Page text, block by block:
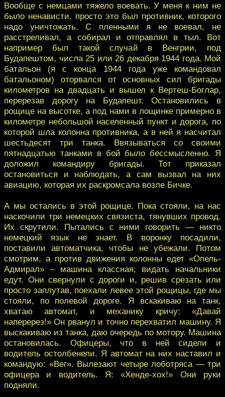
Вообще с немцами тяжело воевать. У меня к ним не
было ненависти, просто это был противник, которого
надо уничтожать. С пленными я не воевал, не
расстреливал, а собирал и отправлял в тыл. Вот
например был такой случай в Венгрии, под
Будапештом, числа 25 или 26 декабря 1944 года. Мой
батальон (я с конца 1944 года уже командовал
батальоном) оторвался от основных сил бригады
километров на двадцать и вышел к Вертеш-Боглар,
перерезав дорогу на Будапешт. Остановились в
рощице на высотке, а под нами в лощинке примерно в
километре небольшой населенный пункт и дорога, по
которой шла колонна противника, а в ней я насчитал
шестьдесят три танка. Ввязываться со своими
пятнадцатью танками в бой было бессмысленно. Я
доложил командиру бригады. Тот приказал
остановиться и наблюдать, а сам вызвал на них
авиацию, которая их раскромсала возле Бичке.
А мы остались в этой рощице. Пока стояли, на нас
наскочили три немецких связиста, тянувших провод.
Их скрутили. Пытались с ними говорить — никто
немецкий язык не знает. В воронку посадили,
поставили автоматчика, чтобы не убежали. Потом
смотрим, а против движения колонны едет «Опель-
Адмирал» – машина классная, видать начальники
едут. Они свернули с дороги и, решив срезать или
просто заплутав, поехали левее этой рощицы, где мы
стояли, по полевой дороге. Я вскакиваю на танк,
хватаю автомат, и механику кричу: «Давай
наперерез!» Он рванул и точно перехватил машину. Я
выскакиваю из танка, даю очередь по мотору. Машина
остановилась. Офицеры, что в ней сидели и
водитель остолбенели. Я автомат на них наставил и
командую: «Вег». Вылезают четыре лоботряса — три
офицера и водитель. Я: «Хенде-хох!» Они руки
подняли.